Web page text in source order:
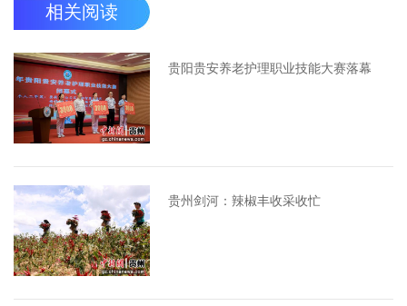
相关阅读
贵阳贵安养老护理职业技能大赛落幕
贵州剑河：辣椒丰收采收忙